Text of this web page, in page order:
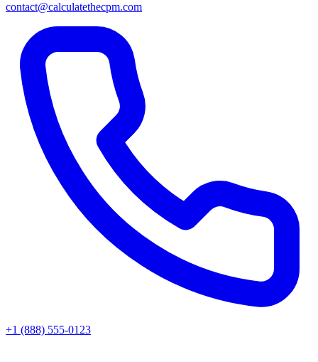
contact@calculatethecpm.com
+1 (888) 555-0123